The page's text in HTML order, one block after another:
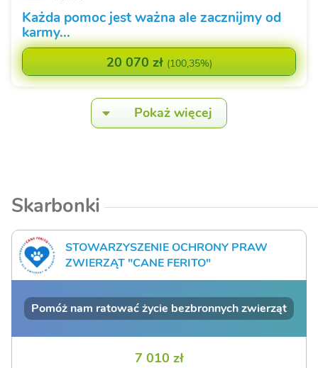
Każda pomoc jest ważna ale zacznijmy od
karmy...
20 070 zł (100,35%)
Pokaż więcej
Skarbonki
STOWARZYSZENIE OCHRONY PRAW
ZWIERZĄT "CANE FERITO"
Pomóż nam ratować życie bezbronnych zwierząt
7 010 zł